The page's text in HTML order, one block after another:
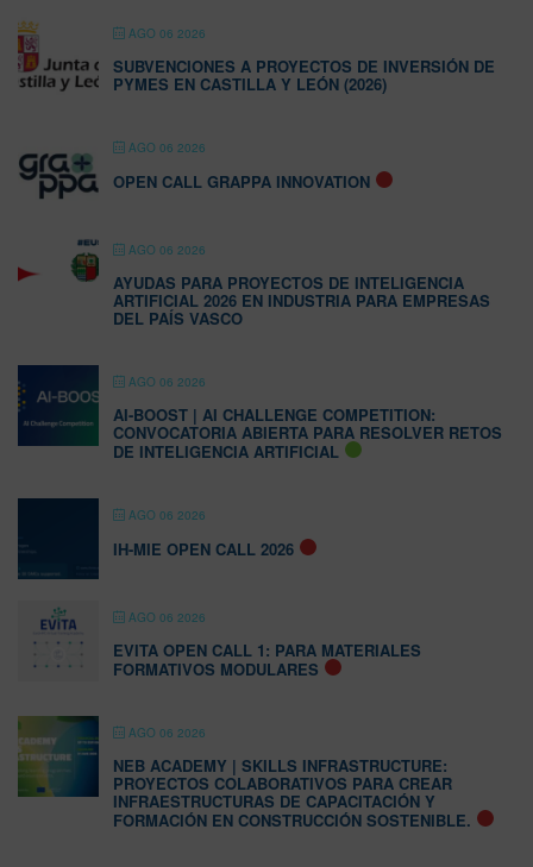
AGO 06 2026
SUBVENCIONES A PROYECTOS DE INVERSIÓN DE
PYMES EN CASTILLA Y LEÓN (2026)
AGO 06 2026
OPEN CALL GRAPPA INNOVATION
AGO 06 2026
AYUDAS PARA PROYECTOS DE INTELIGENCIA
ARTIFICIAL 2026 EN INDUSTRIA PARA EMPRESAS
DEL PAÍS VASCO
AGO 06 2026
AI-BOOST | AI CHALLENGE COMPETITION:
CONVOCATORIA ABIERTA PARA RESOLVER RETOS
DE INTELIGENCIA ARTIFICIAL
AGO 06 2026
IH-MIE OPEN CALL 2026
AGO 06 2026
EVITA OPEN CALL 1: PARA MATERIALES
FORMATIVOS MODULARES
AGO 06 2026
NEB ACADEMY | SKILLS INFRASTRUCTURE:
PROYECTOS COLABORATIVOS PARA CREAR
INFRAESTRUCTURAS DE CAPACITACIÓN Y
FORMACIÓN EN CONSTRUCCIÓN SOSTENIBLE.